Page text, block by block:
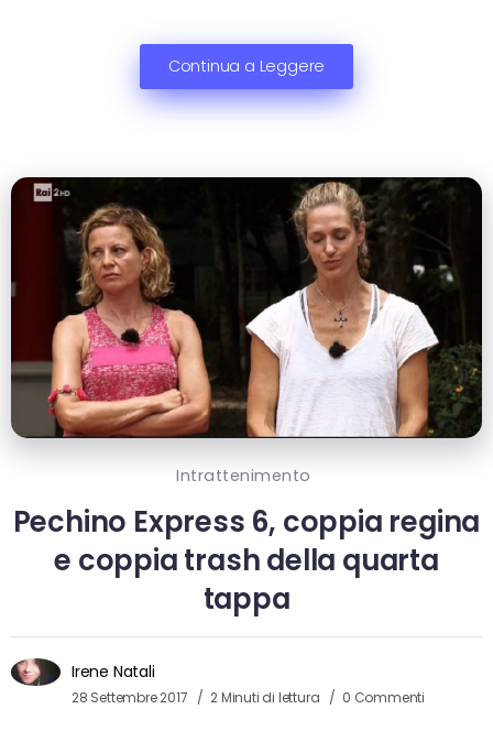
Continua a Leggere
Intrattenimento
Pechino Express 6, coppia regina
e coppia trash della quarta
tappa
Irene Natali
28 Settembre 2017 2 Minuti di lettura 0 Commenti